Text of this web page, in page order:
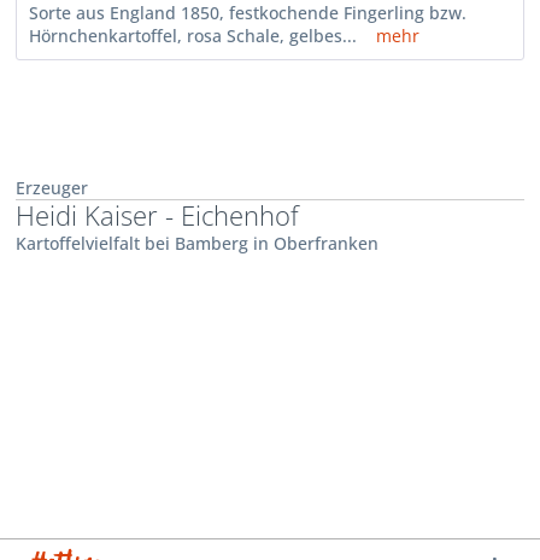
Sorte aus England 1850, festkochende Fingerling bzw.
Hörnchenkartoffel, rosa Schale, gelbes...
mehr
Erzeuger
Heidi Kaiser - Eichenhof
Kartoffelvielfalt bei Bamberg in Oberfranken